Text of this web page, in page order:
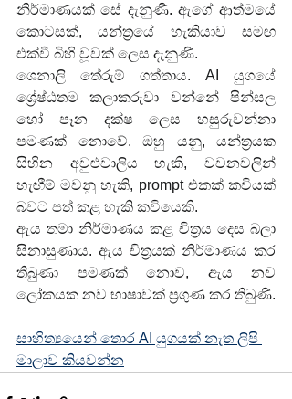
නිර්මාණයක් සේ දැනුණි. ඇගේ ආත්මයේ
කොටසක්, යන්ත්‍රයේ හැකියාව සමඟ
එක්වී බිහි වූවක් ලෙස දැනුණි.
ශෙනාලි තේරුම් ගත්තාය. AI යුගයේ
ශ්‍රේෂ්ඨතම කලාකරුවා වන්නේ පින්සල
හෝ පෑන දක්ෂ ලෙස හසුරුවන්නා
පමණක් නොවේ. ඔහු යනු, යන්ත්‍රයක
සිහින අවුළුවාලිය හැකි, වචනවලින්
හැඟීම් මවනු හැකි, prompt එකක් කවියක්
බවට පත් කළ හැකි කවියෙකි.
ඇය තමා නිර්මාණය කළ චිත්‍රය දෙස බලා
සිනාසුණාය. ඇය චිත්‍රයක් නිර්මාණය කර
තිබුණා පමණක් නොව, ඇය නව
ලෝකයක නව භාෂාවක් ප්‍රගුණ කර තිබුණි.
සාහිත්‍යයෙන් තොර AI යුගයක් නැත ලිපි
මාලාව කියවන්න